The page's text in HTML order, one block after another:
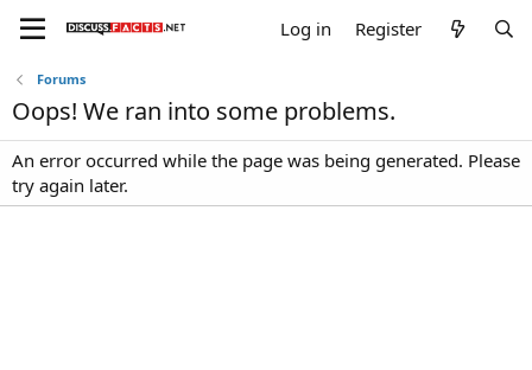
Log in Register
Forums
Oops! We ran into some problems.
An error occurred while the page was being generated. Please
try again later.